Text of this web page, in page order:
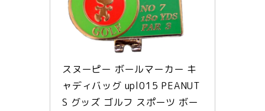
スヌーピー ボールマーカー キ
ャディバッグ upl015 PEANUT
S グッズ ゴルフ スポーツ ボー